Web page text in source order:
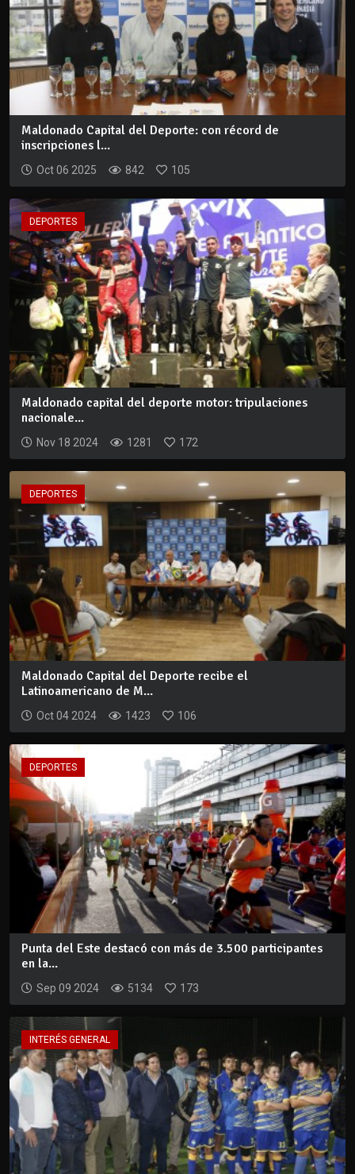
Maldonado Capital del Deporte: con récord de
inscripciones l...
Oct 06 2025 842 105
DEPORTES
Maldonado capital del deporte motor: tripulaciones
nacionale...
Nov 18 2024 1281 172
DEPORTES
Maldonado Capital del Deporte recibe el
Latinoamericano de M...
Oct 04 2024 1423 106
DEPORTES
Punta del Este destacó con más de 3.500 participantes
en la...
Sep 09 2024 5134 173
INTERÉS GENERAL